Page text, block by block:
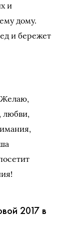
и
дому.
и бережет
Желаю,
любви,
2017 в